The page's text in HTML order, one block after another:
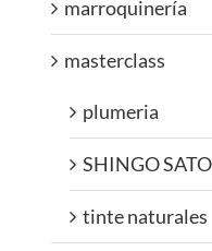
marroquinería
masterclass
plumeria
SHINGO SATO
tinte naturales